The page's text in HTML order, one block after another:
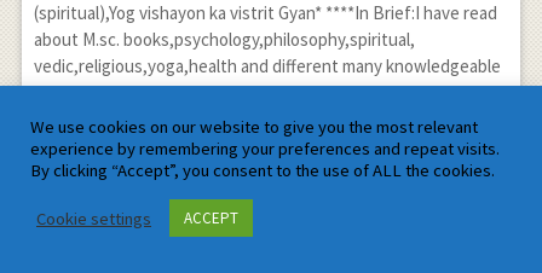
(spiritual),Yog vishayon ka vistrit Gyan* ****In Brief:I have read
about M.sc. books,psychology,philosophy,spiritual,
vedic,religious,yoga,health and different many knowledgeable
books.I have about 23 years teaching experience upto M.sc.
,M.com.,English and science. Updated on 18.06.2026
Leave a Reply
Your email address will not be published. Required fields are
We use cookies on our website to give you the most relevant
experience by remembering your preferences and repeat visits.
By clicking “Accept”, you consent to the use of ALL the cookies.
Cookie settings ACCEPT